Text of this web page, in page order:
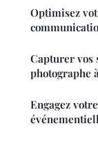
Optimisez
Capturer vos
photographe
Engagez